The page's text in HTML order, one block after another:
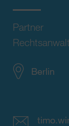
Partner
Rechtsanwalt
Berlin